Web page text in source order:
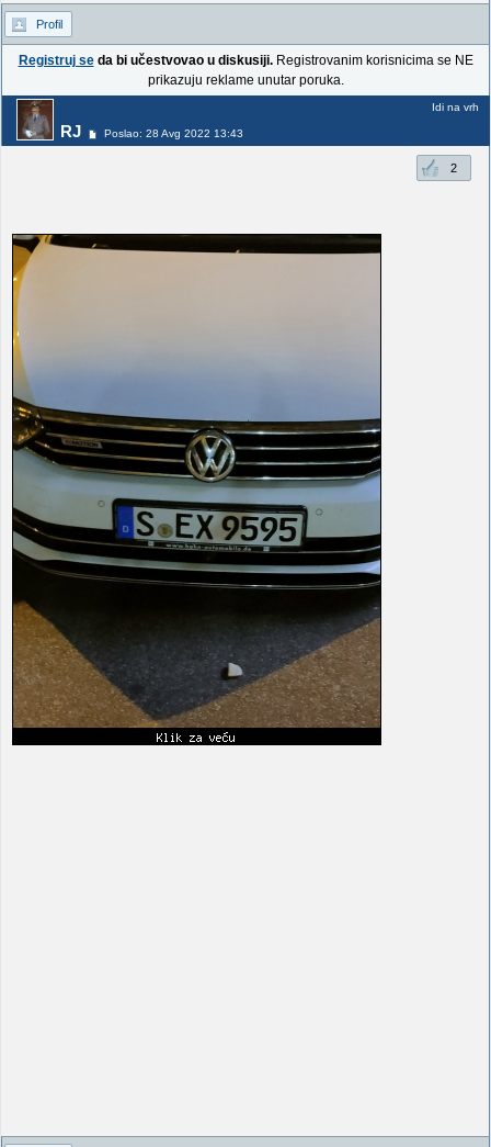
Profil
Registruj seda bi učestvovao u diskusiji.Registrovanim korisnicima se NE
prikazuju reklame unutar poruka.
RJ Poslao: 28 Avg 2022 13:43
Idi na vrh
2